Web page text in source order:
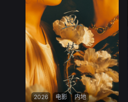
2026 电影 内地